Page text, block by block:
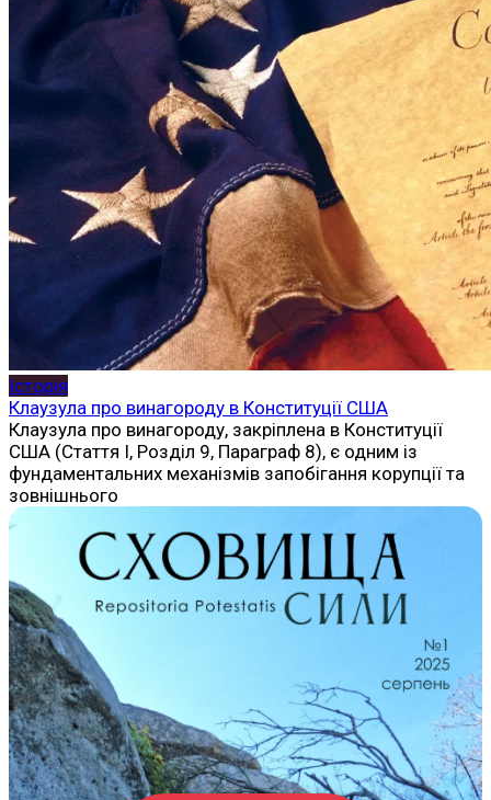
Історія
Клаузула про винагороду в Конституції США
Клаузула про винагороду, закріплена в Конституції
США (Стаття I, Розділ 9, Параграф 8), є одним із
фундаментальних механізмів запобігання корупції та
зовнішнього